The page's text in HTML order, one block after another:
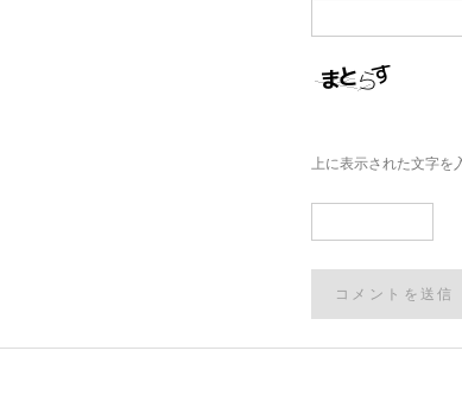
上に表示された文字を